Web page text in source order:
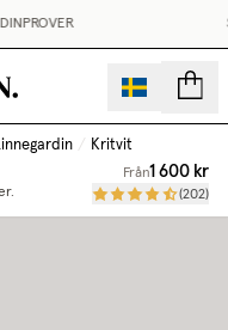
/ Kritvit
Från1 600 kr
(202)